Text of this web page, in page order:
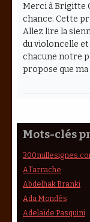
Merci à Brigitte
chance. Cette
Allez lire la
du violoncelle
chacune notre
propose que ma
Mots-clés
A l’arrache
Abdelhak Branki
Ada Mondès
Adelaïde Pasquini